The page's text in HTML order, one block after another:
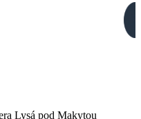
Lysá pod Makytou